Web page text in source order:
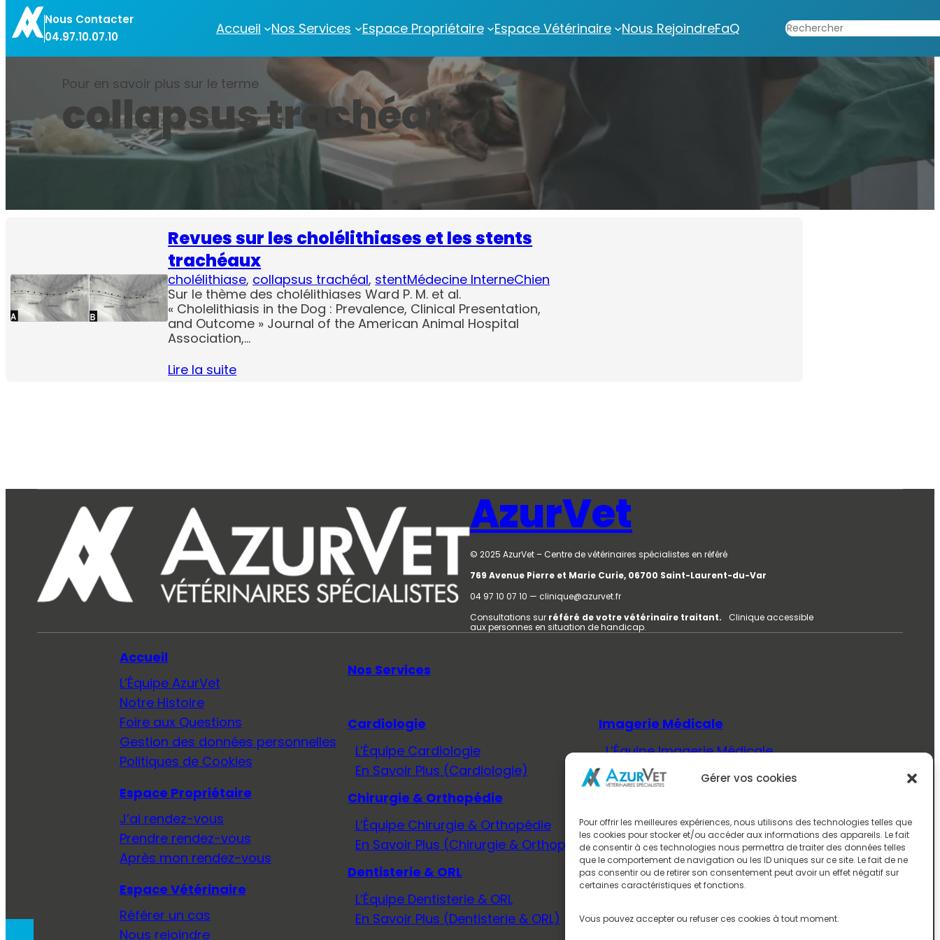
Gérer vos cookies
Pour offrir les meilleures expériences, nous utilisons des technologies telles que
les cookies pour stocker et/ou accéder aux informations des appareils. Le fait
de consentir à ces technologies nous permettra de traiter des données telles
que le comportement de navigation ou les ID uniques sur ce site. Le fait de ne
pas consentir ou de retirer son consentement peut avoir un effet négatif sur
certaines caractéristiques et fonctions.
Vous pouvez accepter ou refuser ces cookies à tout moment.
Aller
au
contenu
Nous Contacter
04.97.10.07.10
Accueil Nos Services Espace Propriétaire Espace Vétérinaire Nous RejoindreFaQ Rechercher
Pour en savoir plus sur le terme
collapsus trachéal
Revues sur les cholélithiases et les stents
trachéaux
cholélithiase, collapsus trachéal, stentMédecine InterneChien
Sur le thème des cholélithiases Ward P. M. et al.
« Cholelithiasis in the Dog : Prevalence, Clinical Presentation,
and Outcome » Journal of the American Animal Hospital
Association,…
Lire la suite
AzurVet
© 2025 AzurVet – Centre de vétérinaires spécialistes en référé
769 Avenue Pierre et Marie Curie, 06700 Saint-Laurent-du-Var
04 97 10 07 10 — clinique@azurvet.fr
Consultations sur référé de votre vétérinaire traitant. Clinique accessible
aux personnes en situation de handicap.
Accueil
L’Équipe AzurVet
Notre Histoire
Foire aux Questions
Gestion des données personnelles
Politiques de Cookies
Espace Propriétaire
J’ai rendez-vous
Prendre rendez-vous
Après mon rendez-vous
Espace Vétérinaire
Référer un cas
Nous rejoindre
Nos Services
Cardiologie
L’Équipe Cardiologie
En Savoir Plus (Cardiologie)
Chirurgie & Orthopédie
L’Équipe Chirurgie & Orthopédie
En Savoir Plus (Chirurgie & Orthopédie)
Dentisterie & ORL
L’Équipe Dentisterie & ORL
En Savoir Plus (Dentisterie & ORL)
Imagerie Médicale
L’Équipe Imagerie Médicale
En Savoir Plus (Imagerie Médicale)
L’Équipe Médecine Interne
En Savoir Plus (Médecine Interne)
Neurologie
En Savoir Plus (Neurologie)